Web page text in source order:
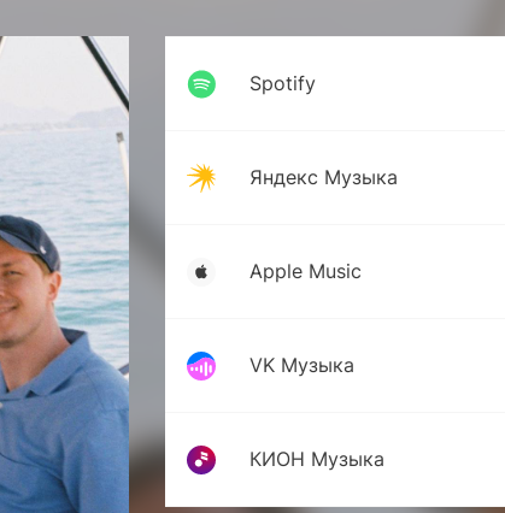
Spotify
Яндекс Музыка
Apple Music
VK Музыка
КИОН Музыка